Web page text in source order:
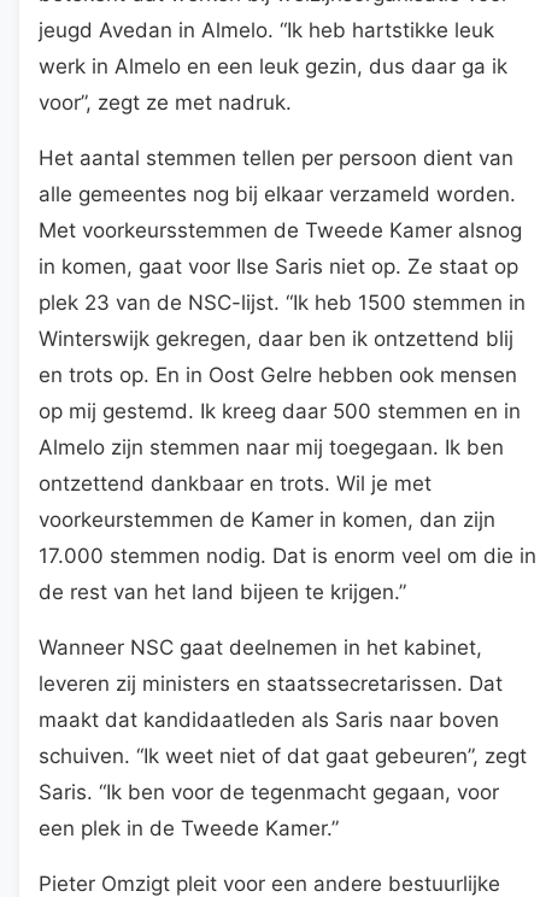
jeugd Avedan in Almelo. “Ik heb hartstikke leuk
werk in Almelo en een leuk gezin, dus daar ga ik
voor”, zegt ze met nadruk.
Het aantal stemmen tellen per persoon dient van
alle gemeentes nog bij elkaar verzameld worden.
Met voorkeursstemmen de Tweede Kamer alsnog
in komen, gaat voor Ilse Saris niet op. Ze staat op
plek 23 van de NSC-lijst. “Ik heb 1500 stemmen in
Winterswijk gekregen, daar ben ik ontzettend blij
en trots op. En in Oost Gelre hebben ook mensen
op mij gestemd. Ik kreeg daar 500 stemmen en in
Almelo zijn stemmen naar mij toegegaan. Ik ben
ontzettend dankbaar en trots. Wil je met
voorkeurstemmen de Kamer in komen, dan zijn
17.000 stemmen nodig. Dat is enorm veel om die in
de rest van het land bijeen te krijgen.”
Wanneer NSC gaat deelnemen in het kabinet,
leveren zij ministers en staatssecretarissen. Dat
maakt dat kandidaatleden als Saris naar boven
schuiven. “Ik weet niet of dat gaat gebeuren”, zegt
Saris. “Ik ben voor de tegenmacht gegaan, voor
een plek in de Tweede Kamer.”
Pieter Omzigt pleit voor een andere bestuurlijke